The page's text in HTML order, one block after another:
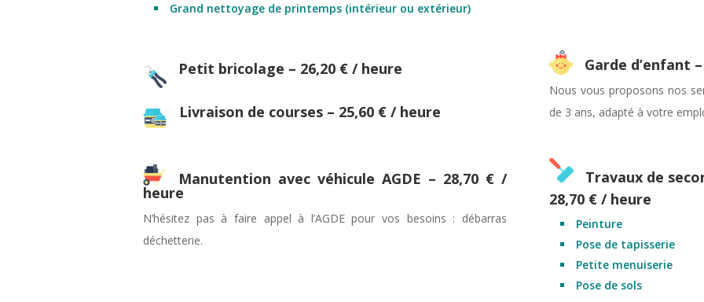
Grand nettoyage de printemps (intérieur ou extérieur)
Petit bricolage – 26,20 € / heure
Livraison de courses – 25,60 € / heure
Manutention avec véhicule AGDE – 28,70 € /
heure
N’hésitez pas à faire appel à l’AGDE pour vos besoins : débarras
déchetterie.
Garde d’enfant
Nous vous proposons nos
de 3 ans, adapté à votre
Travaux de
28,70 € / heure
Peinture
Pose de tapisserie
Petite menuiserie
Pose de sols